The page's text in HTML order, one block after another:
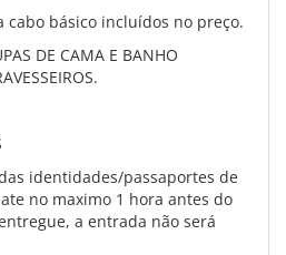
cabo básico incluídos no preço.
DE CAMA E BANHO
identidades/passaportes de
no maximo 1 hora antes do
a entrada não será